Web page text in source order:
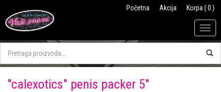
Početna Akcija Korpa ( 0 )
"calexotics" penis packer 5"